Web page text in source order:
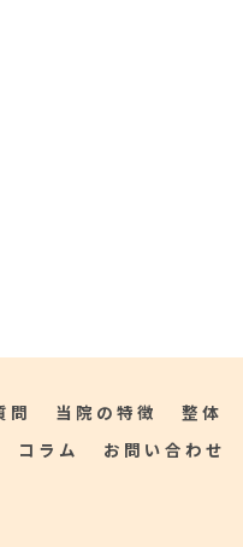
問 当院の特徴 整体
コラム お問い合わせ